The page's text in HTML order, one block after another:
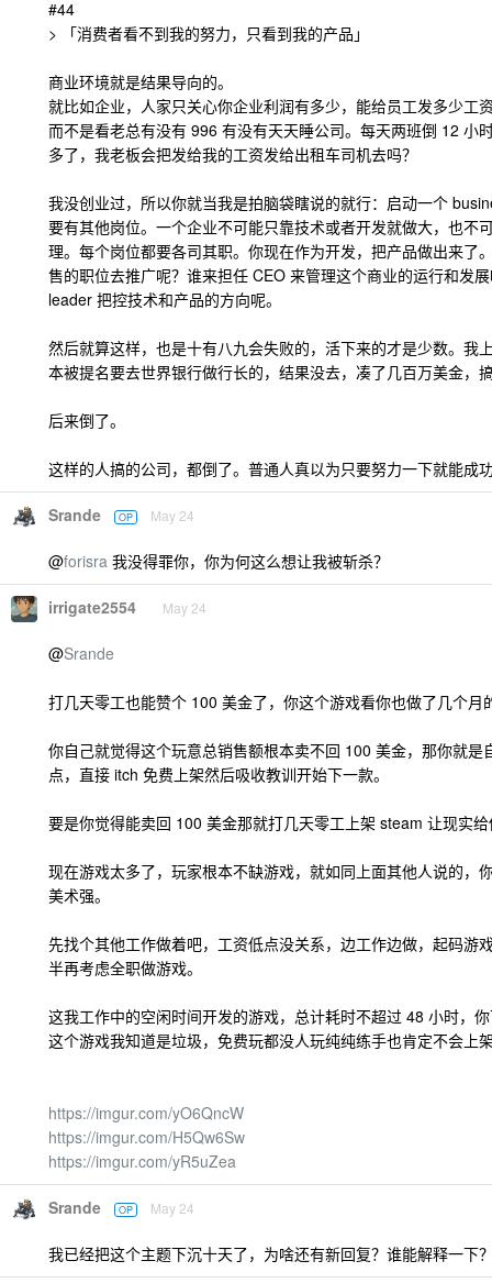
#44
> 「消费者看不到我的努力，只看到我的产品」
商业环境就是结果导向的。
就比如企业，人家只关心你企业利润有多少，能给员工发多少工
而不是看老总有没有 996 有没有天天睡公司。每天两班倒 12 小
多了，我老板会把发给我的工资发给出租车司机去吗？
我没创业过，所以你就当我是拍脑袋瞎说的就行：启动一个
要有其他岗位。一个企业不可能只靠技术或者开发就做大，也不
理。每个岗位都要各司其职。你现在作为开发，把产品做出来了
售的职位去推广呢？谁来担任 CEO 来管理这个商业的运行和发
leader 把控技术和产品的方向呢。
然后就算这样，也是十有八九会失败的，活下来的才是少数。我
本被提名要去世界银行做行长的，结果没去，凑了几百万美金，
后来倒了。
这样的人搞的公司，都倒了。普通人真以为只要努力一下就能成
Srande OP May 24
@forisra 我没得罪你，你为何这么想让我被斩杀？
irrigate2554 May 24
@Srande
打几天零工也能赞个 100 美金了，你这个游戏看你也做了几个月
你自己就觉得这个玩意总销售额根本卖不回 100 美金，那你就是
点，直接 itch 免费上架然后吸收教训开始下一款。
要是你觉得能卖回 100 美金那就打几天零工上架 steam 让现实
现在游戏太多了，玩家根本不缺游戏，就如同上面其他人说的，
美术强。
先找个其他工作做着吧，工资低点没关系，边工作边做，起码游
半再考虑全职做游戏。
这我工作中的空闲时间开发的游戏，总计耗时不超过 48 小时，
这个游戏我知道是垃圾，免费玩都没人玩纯纯练手也肯定不会上
https://imgur.com/yO6QncW
https://imgur.com/H5Qw6Sw
https://imgur.com/yR5uZea
Srande OP May 24
我已经把这个主题下沉十天了，为啥还有新回复？谁能解释一下